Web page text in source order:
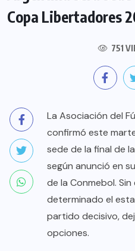
Copa Libertadores
751
La Asociación del
confirmó este
sede de la final de
según anunció en
de la Conmebol.
determinado el
partido decisivo,
opciones.